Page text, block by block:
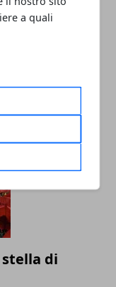
a quali
le siepi?
di